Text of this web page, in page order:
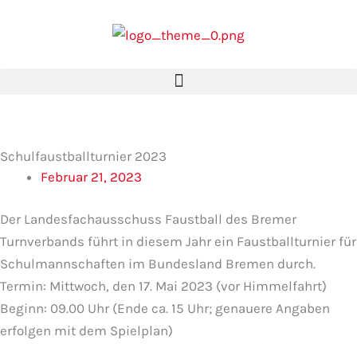
Schulfaustballturnier 2023
Februar 21, 2023
Der Landesfachausschuss Faustball des Bremer
Turnverbands führt in diesem Jahr ein Faustballturnier für
Schulmannschaften im Bundesland Bremen durch.
Termin: Mittwoch, den 17. Mai 2023 (vor Himmelfahrt)
Beginn: 09.00 Uhr (Ende ca. 15 Uhr; genauere Angaben
erfolgen mit dem Spielplan)